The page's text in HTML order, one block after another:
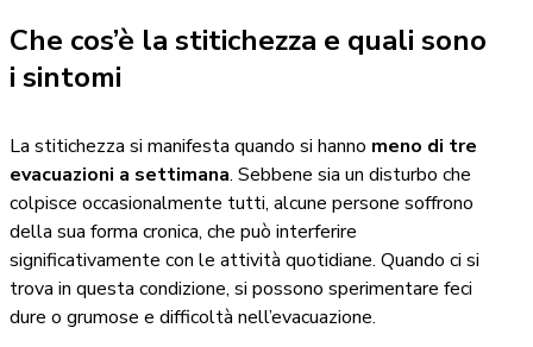
Che cos’è la stitichezza e quali sono
i sintomi
La stitichezza si manifesta quando si hanno meno di tre
evacuazioni a settimana. Sebbene sia un disturbo che
colpisce occasionalmente tutti, alcune persone soffrono
della sua forma cronica, che può interferire
significativamente con le attività quotidiane. Quando ci si
trova in questa condizione, si possono sperimentare feci
dure o grumose e difficoltà nell’evacuazione.